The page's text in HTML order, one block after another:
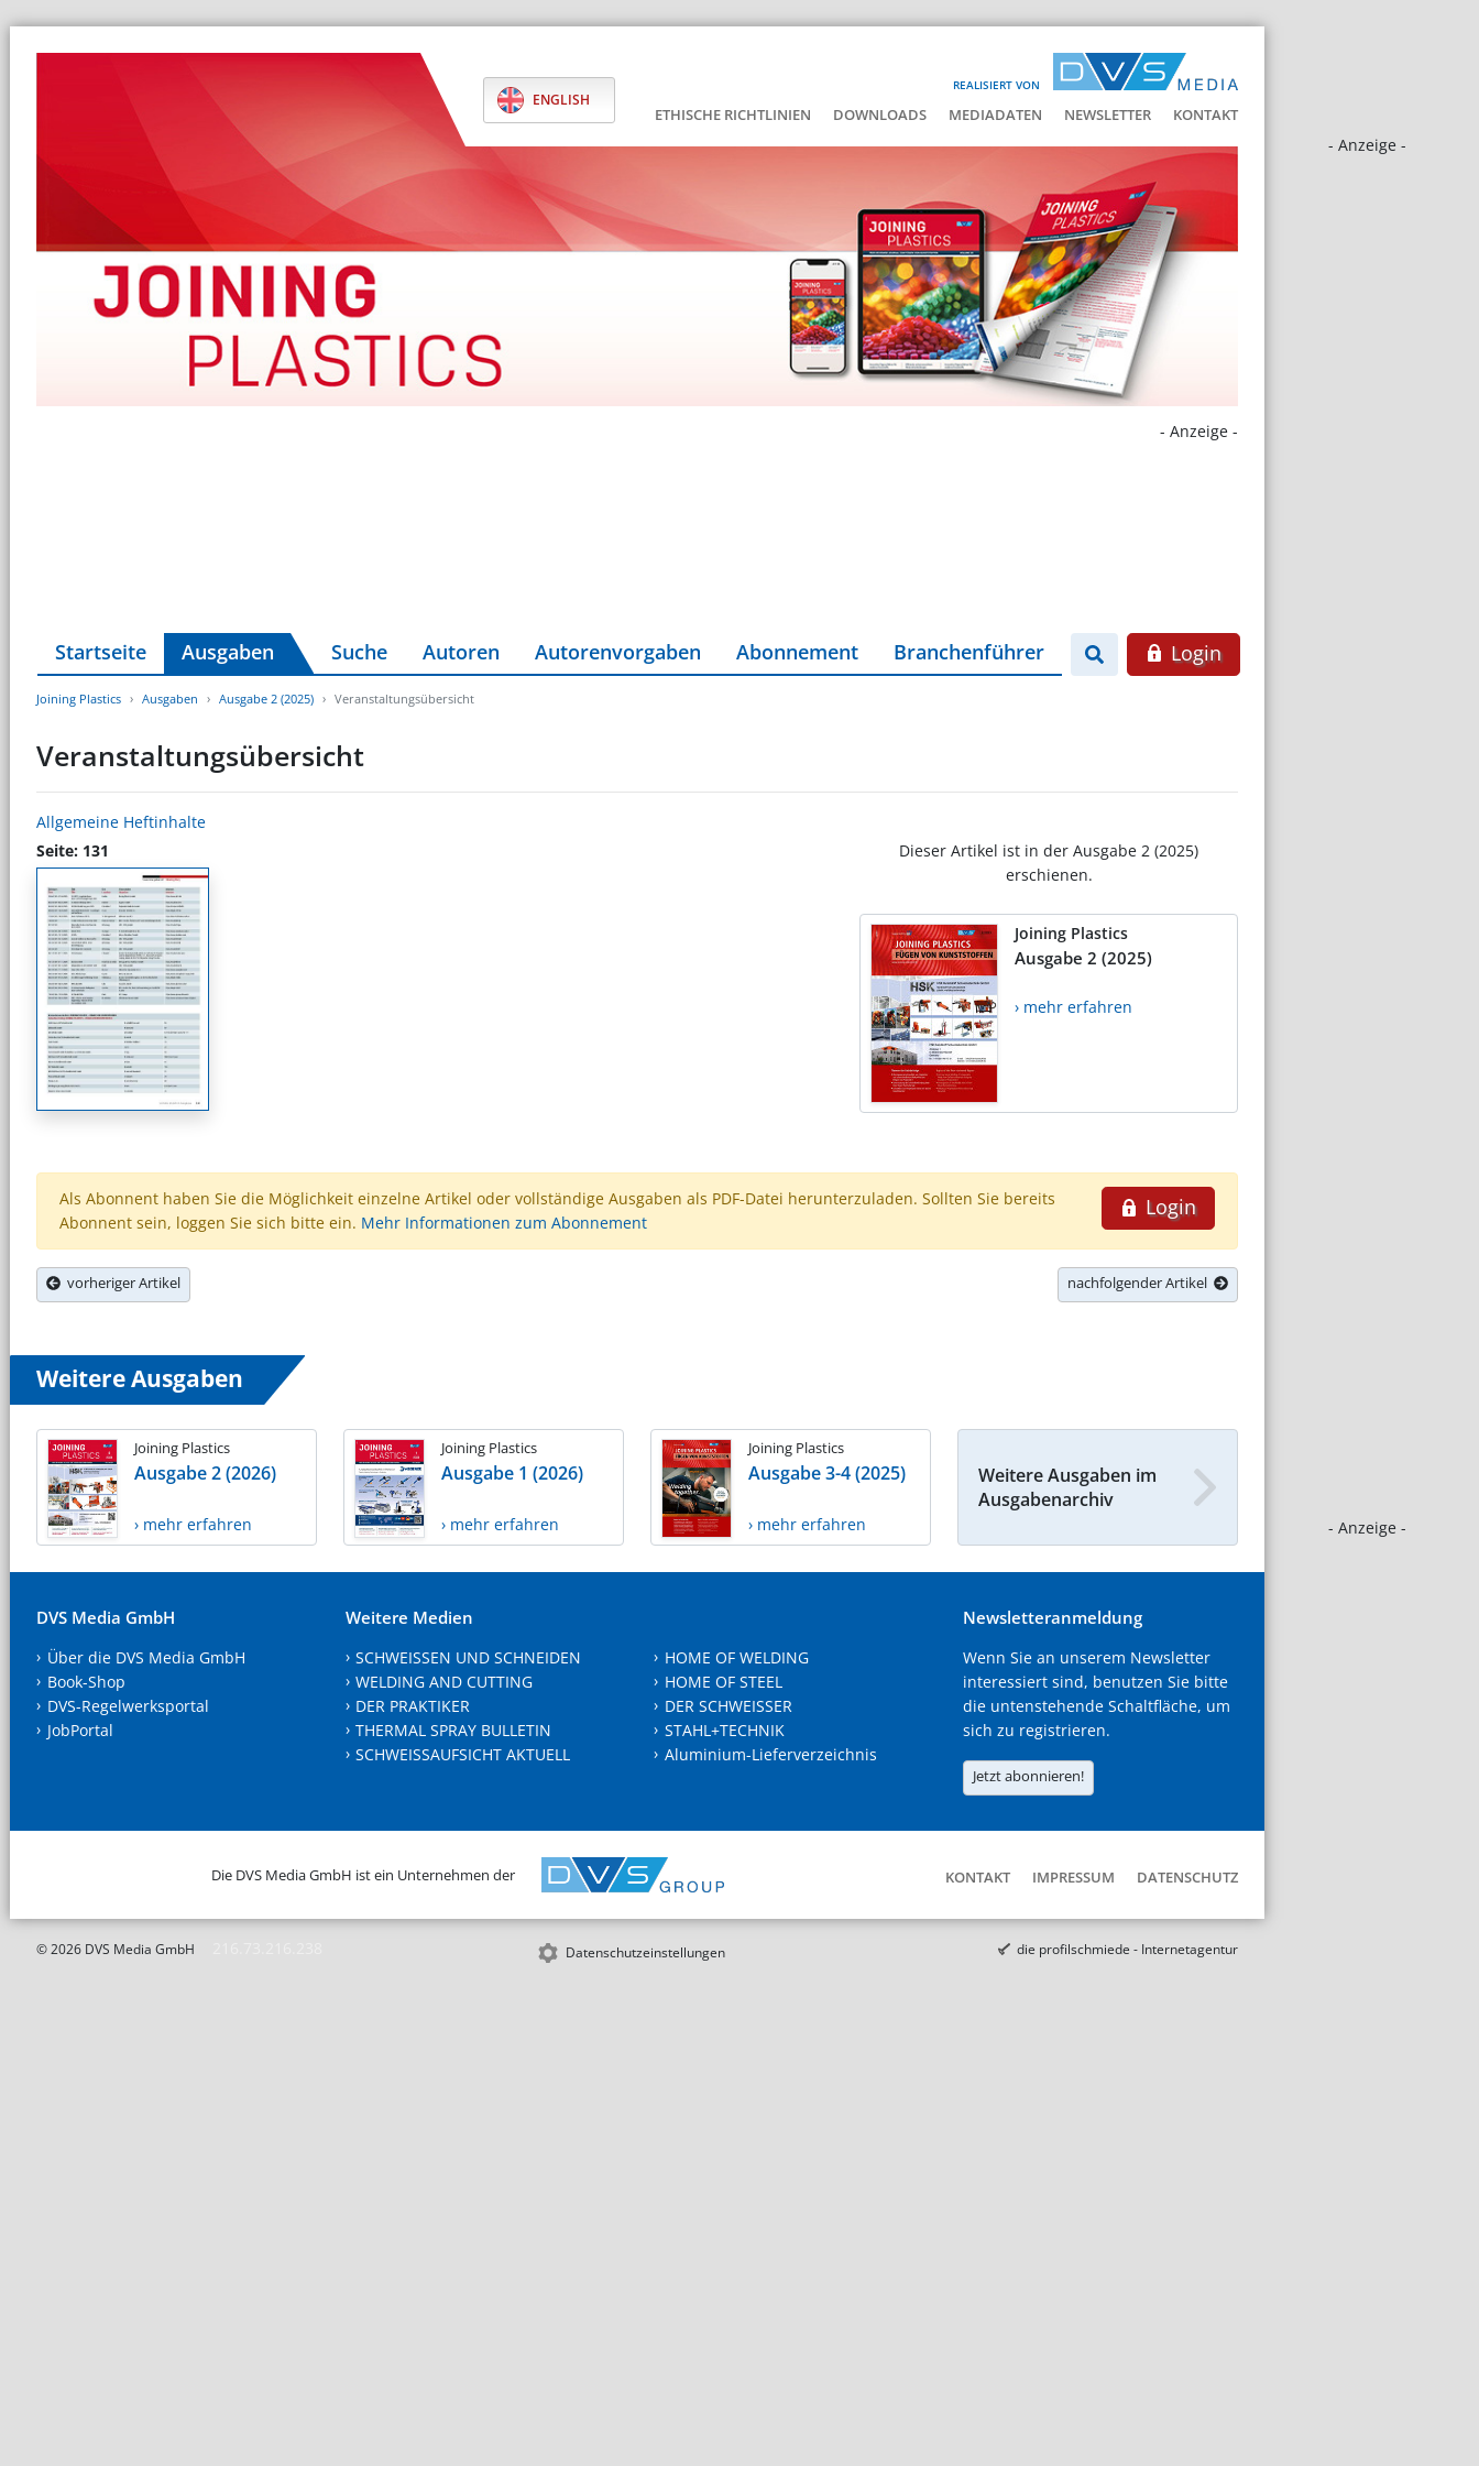
REALISIERT VON
ENGLISH
ETHISCHE RICHTLINIEN DOWNLOADS MEDIADATEN NEWSLETTER KONTAKT
- Anzeige -
- Anzeige -
- Anzeige -
Startseite Ausgaben Suche Autoren Autorenvorgaben Abonnement Branchenführer Login
Joining Plastics Ausgaben Ausgabe 2 (2025) Veranstaltungsübersicht
Veranstaltungsübersicht
Allgemeine Heftinhalte
Seite: 131
Dieser Artikel ist in der Ausgabe 2 (2025)
erschienen.
Joining Plastics
Ausgabe 2 (2025)
› mehr erfahren
Login
Als Abonnent haben Sie die Möglichkeit einzelne Artikel oder vollständige Ausgaben als PDF-Datei herunterzuladen. Sollten Sie bereits
Abonnent sein, loggen Sie sich bitte ein. Mehr Informationen zum Abonnement
vorheriger Artikel nachfolgender Artikel
Weitere Ausgaben
Joining Plastics
Ausgabe 2 (2026)
› mehr erfahren
Joining Plastics
Ausgabe 1 (2026)
› mehr erfahren
Joining Plastics
Ausgabe 3-4 (2025)
› mehr erfahren
Weitere Ausgaben im
Ausgabenarchiv
DVS Media GmbH
Über die DVS Media GmbH
Book-Shop
DVS-Regelwerksportal
JobPortal
Weitere Medien
SCHWEISSEN UND SCHNEIDEN
WELDING AND CUTTING
DER PRAKTIKER
THERMAL SPRAY BULLETIN
SCHWEISSAUFSICHT AKTUELL
HOME OF WELDING
HOME OF STEEL
DER SCHWEISSER
STAHL+TECHNIK
Aluminium-Lieferverzeichnis
Newsletteranmeldung
Wenn Sie an unserem Newsletter
interessiert sind, benutzen Sie bitte
die untenstehende Schaltfläche, um
sich zu registrieren.
Jetzt abonnieren!
Die DVS Media GmbH ist ein Unternehmen der KONTAKT IMPRESSUM DATENSCHUTZ
© 2026 DVS Media GmbH Datenschutzeinstellungen die profilschmiede - Internetagentur